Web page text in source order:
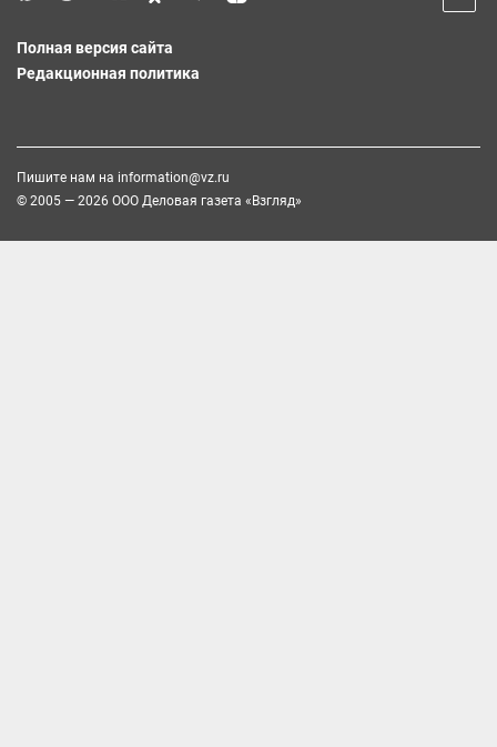
Полная версия сайта
Редакционная политика
Пишите нам на information@vz.ru
© 2005 — 2026 ООО Деловая газета «Взгляд»